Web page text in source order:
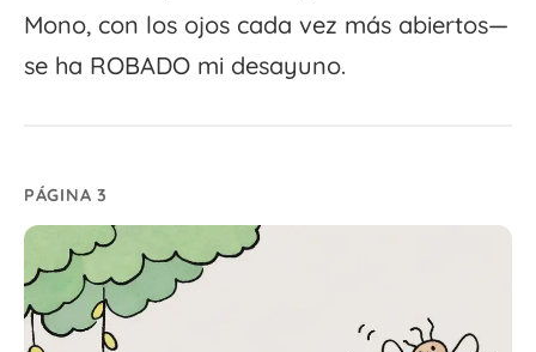
Mono, con los ojos cada vez más abiertos—
se ha ROBADO mi desayuno.
PÁGINA 3